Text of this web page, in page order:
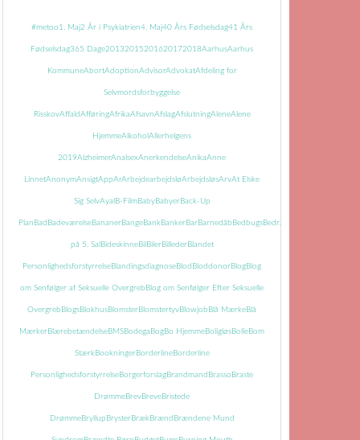
#metoo 1. Maj2 År i Psykiatrien4. Maj40 Års Fødselsdag41 Års
Fødselsdag365 Dage20132015201620172018AarhusAarhus
KommuneAbortAdoptionAdvisorAdvokatAfdeling for
Selvmordsforbyggelse
RisskovAffald AfføringAfrikaAfsavnAfslagAfslutningAleneAlene
HjemmeAlkohol Allerhelgens
2019AlzheimerAnalsexAnerkendelseAnikaAnne
LinnetAnonymAnsigtAppArArbejdearbejdsløArbejdsløsArvAt Elske
Sig SelvAyal B-FilmBabyBabyerBack-Up
Plan Bad BadeværelseBananerBangeBankBankerBarBarnedåb BedbugsBedrageri
på 5. Sal BideskinneBil BilerBillederBlandet
PersonlighedsforstyrrelseBlandingsdiagnoseBlod BloddonorBlogBlog
om Senfølger af Seksuelle Overgreb Blog om Senfølger Efter Seksuelle
Overgreb BlogsBlokhusBlomsterBlomstertyvBlowjob Blå MærkeBlå
MærkerBlærebetændelseBMSBodega BogBo HjemmeBoligløsBolleBom
StærkBookningerBorderlineBorderline
PersonlighedsforstyrrelseBorgerforslagBrandmand Brasso Braste
DrømmeBrevBreveBristede
DrømmeBryllup BrysterBrækBrænd Brændene Mund